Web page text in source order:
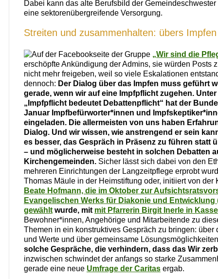
Dabei kann das alte Berufsbild der
eine sektorenübergreifende Versorgung.
Streiten und zusammenhalten: übers Impfen
Auf der Facebookseite der Gruppe „Wir sind die
erschöpfte Ankündigung der Admins, sie würden Posts
nicht mehr freigeben, weil so viele Eskalationen
dennoch: Der Dialog über das Impfen muss geführt
gerade, wenn wir auf eine Impfpflicht zugehen.
„Impfpflicht bedeutet Debattenpflicht“ hat der
Januar Impfbefürworter*innen und
eingeladen. Die allermeisten von uns haben
Dialog. Und wir wissen, wie anstrengend er sein
es besser, das Gespräch in Präsenz zu führen statt
– und möglicherweise besteht in solchen Debatten
Kirchengemeinden.Sicher lässt sich dabei von den
mehreren Einrichtungen der Langzeitpflege erprobt
Thomas Mäule in der Heimstiftung oder, initiiert von der
Beate Hofmann, die im Oktober zur
Evangelischen Werks für Diakonie und Entwicklung
gewähltwurde, mit mit Pfarrerin Birgit Inerle in
Bewohner*innen, Angehörige und Mitarbeitende zu
Themen in ein konstruktives Gespräch zu bringen:
und Werte und über gemeinsame
solche Gespräche, die verhindern, dass das Wir
inzwischen schwindet der anfangs so starke
gerade eine neue Umfrage der Caritasergab.